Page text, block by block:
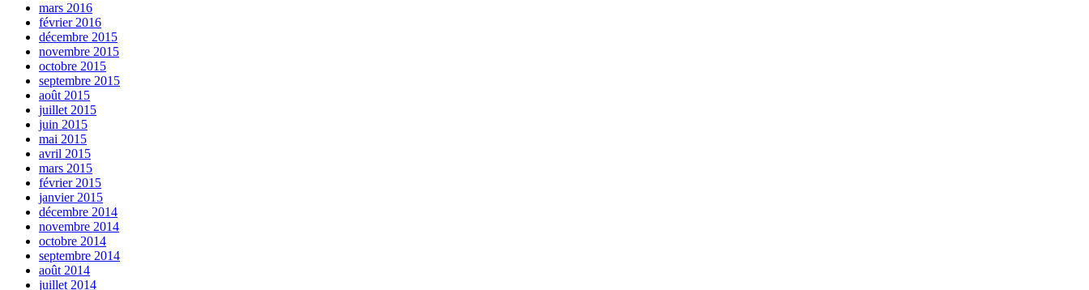
mars 2016
février 2016
décembre 2015
novembre 2015
octobre 2015
septembre 2015
août 2015
juillet 2015
juin 2015
mai 2015
avril 2015
mars 2015
février 2015
janvier 2015
décembre 2014
novembre 2014
octobre 2014
septembre 2014
août 2014
juillet 2014